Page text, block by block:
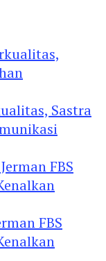
Sastra
FBS